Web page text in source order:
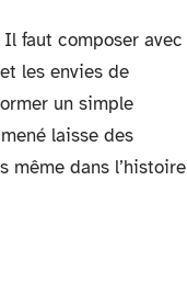
faut composer avec
les envies de
un simple
laisse des
même dans l’histoire